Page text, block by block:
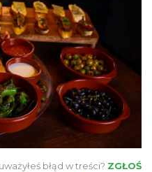
błąd w treści? ZGŁOŚ